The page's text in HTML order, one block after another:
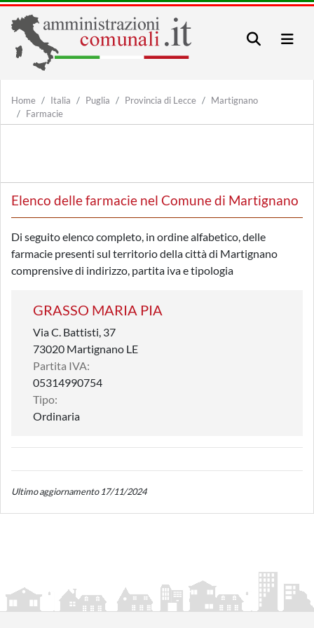
Home Italia Puglia Provincia di Lecce
Martignano
Farmacie
Elenco delle farmacie nel Comune di Martignano
Di seguito elenco completo, in ordine alfabetico, delle
farmacie presenti sul territorio della città di Martignano
comprensive di indirizzo, partita iva e tipologia
GRASSO MARIA PIA
Via C. Battisti, 37
73020 Martignano LE
Partita IVA:
05314990754
Tipo:
Ordinaria
Ultimo aggiornamento 17/11/2024